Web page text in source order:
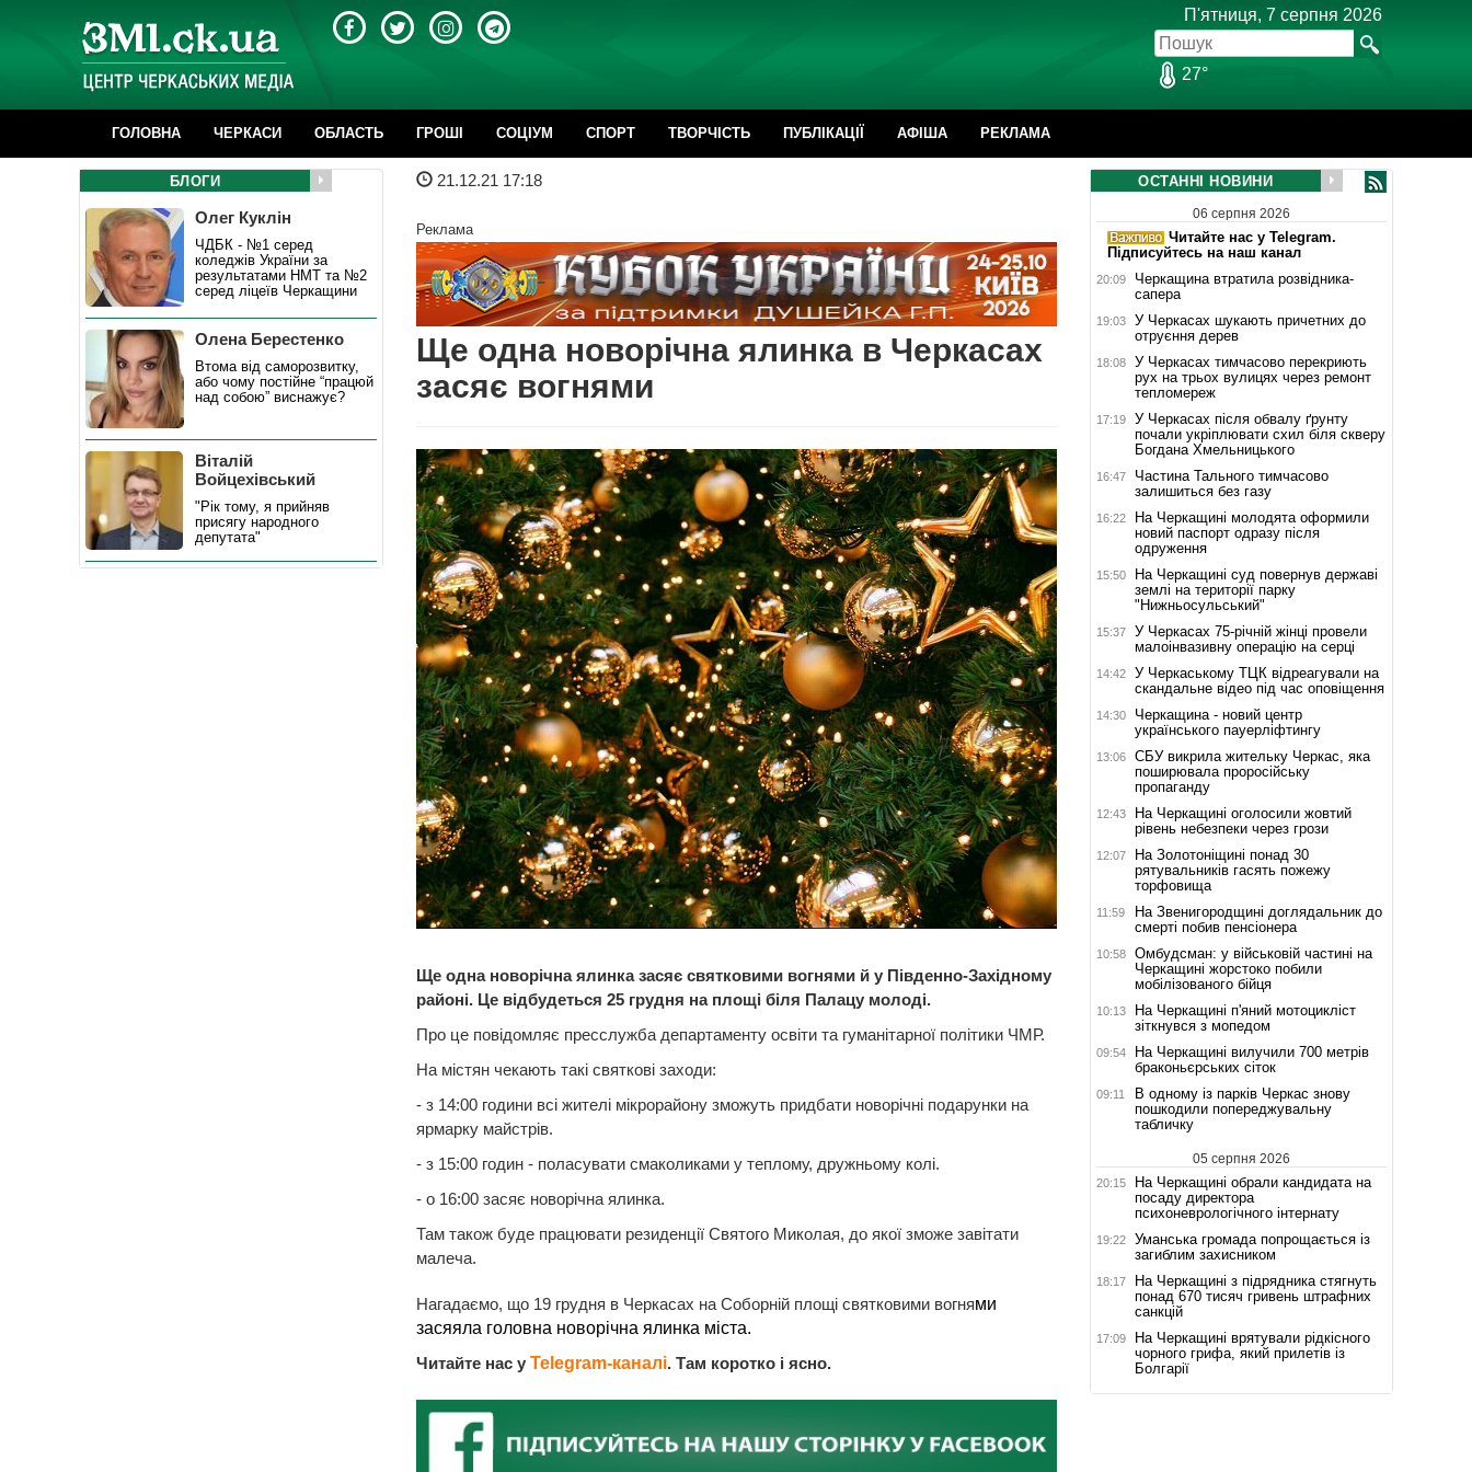
П'ятниця, 7 серпня 2026
27°
ГОЛОВНА ЧЕРКАСИ ОБЛАСТЬ ГРОШІ CОЦІУМ СПОРТ ТВОРЧІСТЬ ПУБЛІКАЦІЇ АФІША РЕКЛАМА
21.12.21 17:18
Реклама
Ще одна новорічна ялинка в Черкасах
засяє вогнями
Ще одна новорічна ялинка засяє святковими вогнями й у Південно-Західному
районі. Це відбудеться 25 грудня на площі біля Палацу молоді.
Про це повідомляє пресслужба департаменту освіти та гуманітарної політики ЧМР.
На містян чекають такі святкові заходи:
- з 14:00 години всі жителі мікрорайону зможуть придбати новорічні подарунки на
ярмарку майстрів.
- з 15:00 годин - поласувати смаколиками у теплому, дружньому колі.
- о 16:00 засяє новорічна ялинка.
Там також буде працювати резиденції Святого Миколая, до якої зможе завітати
малеча.
Нагадаємо, що 19 грудня в Черкасах на Соборній площі святковими вогнями
засяяла головна новорічна ялинка міста.
Читайте нас у Telegram-каналі. Там коротко і ясно.
БЛОГИ
Олег Куклін
ЧДБК - №1 серед
коледжів України за
результатами НМТ та №2
серед ліцеїв Черкащини
Олена Берестенко
Втома від саморозвитку,
або чому постійне “працюй
над собою” виснажує?
Віталій
Войцехівський
"Рік тому, я прийняв
присягу народного
депутата"
ОСТАННІ НОВИНИ
06 серпня 2026
Читайте нас у Telegram.
Підписуйтесь на наш канал
20:09
Черкащина втратила розвідника-
сапера
19:03
У Черкасах шукають причетних до
отруєння дерев
18:08
У Черкасах тимчасово перекриють
рух на трьох вулицях через ремонт
тепломереж
17:19
У Черкасах після обвалу ґрунту
почали укріплювати схил біля скверу
Богдана Хмельницького
16:47
Частина Тального тимчасово
залишиться без газу
16:22
На Черкащині молодята оформили
новий паспорт одразу після
одруження
15:50
На Черкащині суд повернув державі
землі на території парку
"Нижньосульський"
15:37
У Черкасах 75-річній жінці провели
малоінвазивну операцію на серці
14:42
У Черкаському ТЦК відреагували на
скандальне відео під час оповіщення
14:30
Черкащина - новий центр
українського пауерліфтингу
13:06
СБУ викрила жительку Черкас, яка
поширювала проросійську
пропаганду
12:43
На Черкащині оголосили жовтий
рівень небезпеки через грози
12:07
На Золотоніщині понад 30
рятувальників гасять пожежу
торфовища
11:59
На Звенигородщині доглядальник до
смерті побив пенсіонера
10:58
Омбудсман: у військовій частині на
Черкащині жорстоко побили
мобілізованого бійця
10:13
На Черкащині п'яний мотоцикліст
зіткнувся з мопедом
09:54
На Черкащині вилучили 700 метрів
браконьєрських сіток
09:11
В одному із парків Черкас знову
пошкодили попереджувальну
табличку
05 серпня 2026
20:15
На Черкащині обрали кандидата на
посаду директора
психоневрологічного інтернату
19:22
Уманська громада попрощається із
загиблим захисником
18:17
На Черкащині з підрядника стягнуть
понад 670 тисяч гривень штрафних
санкцій
17:09
На Черкащині врятували рідкісного
чорного грифа, який прилетів із
Болгарії